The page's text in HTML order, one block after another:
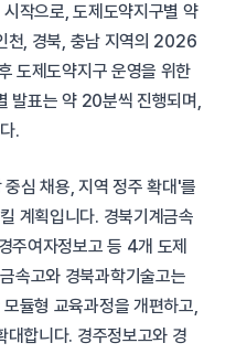
작으로, 도제도약지구별 약
천, 경북, 충남 지역의 2026
도제도약지구 운영을 위한
발표는 약 20분씩 진행되며,
.
심 채용, 지역 정주 확대'를
계획입니다. 경북기계금속
주여자정보고 등 4개 도제
속고와 경북과학기술고는
듈형 교육과정을 개편하고,
대합니다. 경주정보고와 경